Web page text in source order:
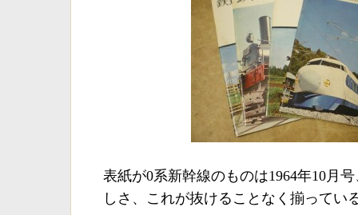
表紙が0系新幹線のものは1964年10月
しさ、これが抜けることなく揃ってい